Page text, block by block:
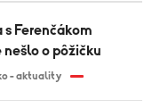
nešlo o pôžičku
- aktuality